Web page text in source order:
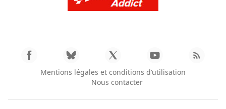
Mentions légales et conditions d’utilisation
Nous contacter